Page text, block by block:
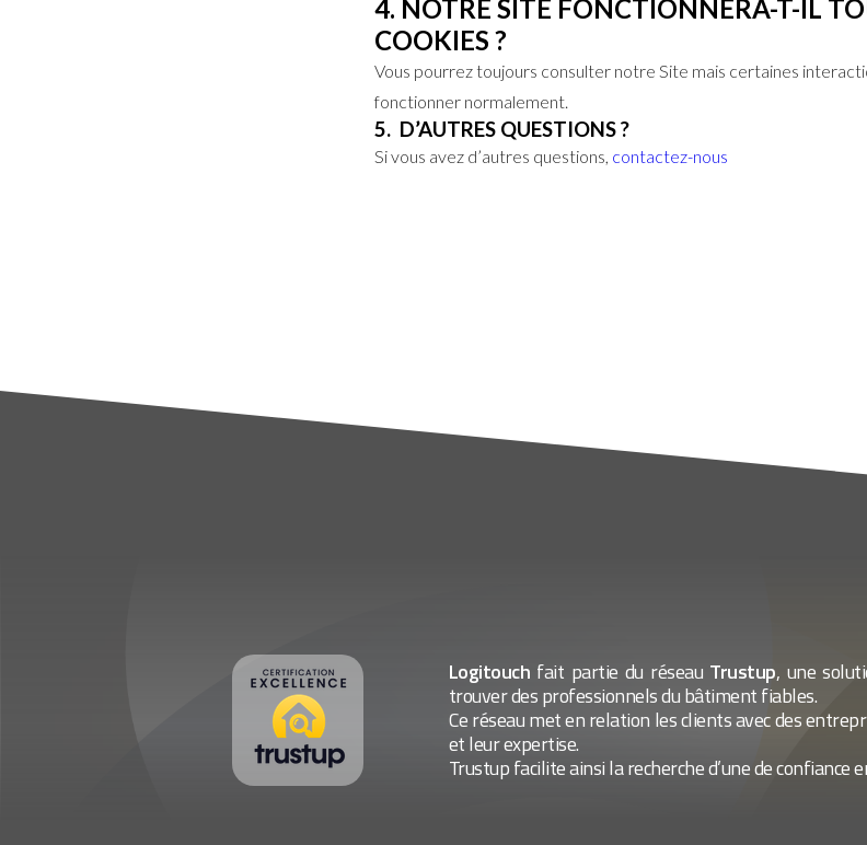
4. NOTRE SITE FONCTIONNERA-T-IL
COOKIES ?
Vous pourrez toujours consulter notre Site mais certaines
fonctionner normalement.
5. D’AUTRES QUESTIONS ?
Si vous avez d’autres questions, contactez-nous
Logitouch fait partie du réseau Trustup, une
trouver des professionnels du bâtiment fiables.
Ce réseau met en relation les clients avec des
et leur expertise.
Trustup facilite ainsi la recherche d’unede confiance